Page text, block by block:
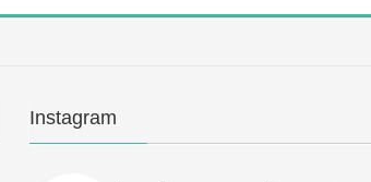
Instagram